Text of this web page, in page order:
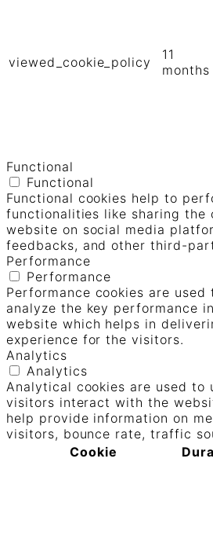
viewed_cookie_policy
11
months
Functional
Functional
Functional cookies help to
functionalities like sharing the
website on social media
feedbacks, and other third-
Performance
Performance
Performance cookies are used
analyze the key performance
website which helps in
experience for the visitors.
Analytics
Analytics
Analytical cookies are used to
visitors interact with the
help provide information on
visitors, bounce rate, traffic
Cookie